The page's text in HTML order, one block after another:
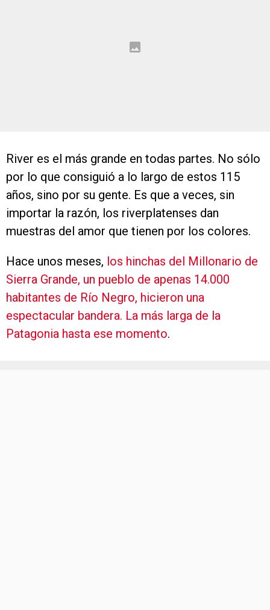
River es el más grande en todas partes. No sólo
por lo que consiguió a lo largo de estos 115
años, sino por su gente. Es que a veces, sin
importar la razón, los riverplatenses dan
muestras del amor que tienen por los colores.
Hace unos meses, los hinchas del Millonario de
Sierra Grande, un pueblo de apenas 14.000
habitantes de Río Negro, hicieron una
espectacular bandera. La más larga de la
Patagonia hasta ese momento.